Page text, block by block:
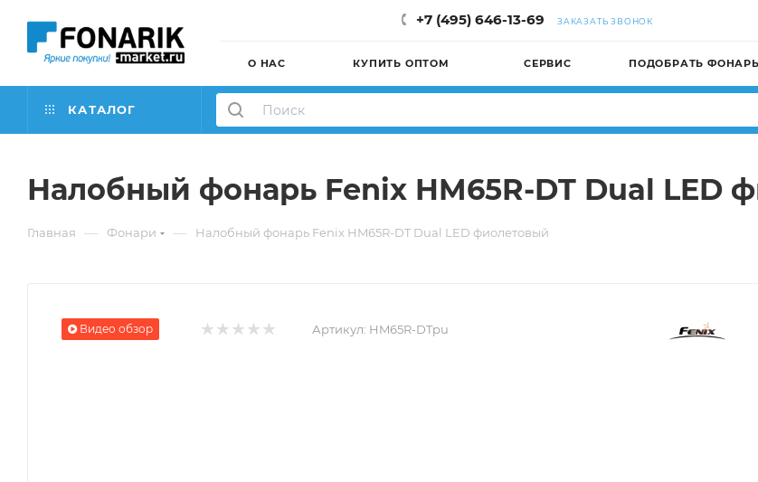
+7 (495) 646-13-69 ЗАКАЗАТЬ ЗВОНОК
О НАС КУПИТЬ ОПТОМ СЕРВИС ПОДОБРАТЬ ФОНАРЬ
КАТАЛОГ
Налобный фонарь Fenix HM65R-DT Dual LED
Главная — Фонари — Налобный фонарь Fenix HM65R-DT Dual LED фиолетовый
Видео обзор Артикул: HM65R-DTpu